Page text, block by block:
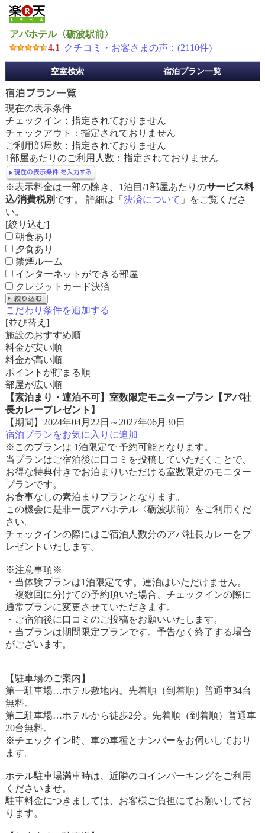
アパホテル〈砺波駅前〉
4.1
クチコミ・お客さまの声：(2110件)
約
メ
ニ
ュ
ー
空室検索 宿泊プラン一覧
現在の表示条件
チェックイン：指定されておりません
チェックアウト：指定されておりません
ご利用部屋数：指定されておりません
1部屋あたりのご利用人数：指定されておりません
※表示料金は一部の除き、1泊目/1部屋あたりのサービス料
込/消費税別 です。 詳細は「 決済について 」をご覧くださ
い。
[絞り込む]
朝食あり
夕食あり
禁煙ルーム
インターネットができる部屋
クレジットカード決済
こだわり条件を追加する
[並び替え]
施設のおすすめ順
料金が安い順
料金が高い順
ポイントが貯まる順
部屋が広い順
【素泊まり・連泊不可】室数限定モニタープラン【アパ社
長カレープレゼント】
【期間】2024年04月22日～2027年06月30日
宿泊プランをお気に入りに追加
※このプランは 1泊限定で 予約可能となります。
当プランはご宿泊後に口コミを投稿していただくことで、
お得な特典付きでお泊まりいただける室数限定のモニター
プランです。
お食事なしの素泊まりプランとなります。
この機会に是非一度アパホテル〈砺波駅前〉をご利用くだ
さい。
チェックインの際にはご宿泊人数分のアパ社長カレーをプ
レゼントいたします。
※注意事項※
・当体験プランは1泊限定です。連泊はいただけません。
複数回に分けての予約頂いた場合、チェックインの際に
通常プランに変更させていただきます。
・ご宿泊後に口コミのご投稿をお願いいたします。
・当プランは期間限定プランです。予告なく終了する場合
がございます。
【駐車場のご案内】
第一駐車場…ホテル敷地内。先着順（到着順）普通車34台
無料。
第二駐車場…ホテルから徒歩2分。先着順（到着順）普通車
20台無料。
※チェックイン時、車の車種とナンバーをお伺いしており
ます。
ホテル駐車場満車時は、近隣のコインパーキングをご利用
くださいませ。
駐車料金につきましては、お客様ご負担にてお願いしてお
ります。